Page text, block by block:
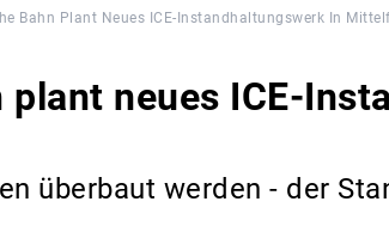
Bahn Plant Neues ICE-Instandhaltungswerk In
plant neues ICE-
überbaut werden - der